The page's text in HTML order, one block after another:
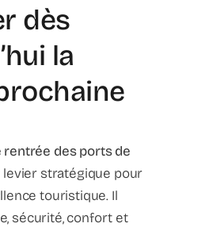
dès
la
rentrée des ports de
levier stratégique pour
touristique. Il
sécurité, confort et